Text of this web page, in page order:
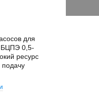
для
БЦПЭ 0,5-
ресурс